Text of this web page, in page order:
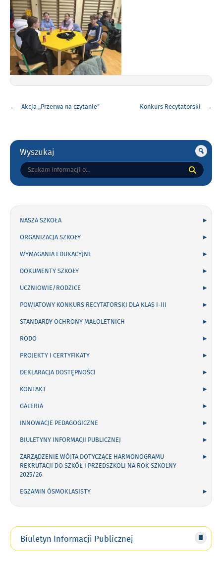
wpisu
Akcja „Przerwa na czytanie” Konkurs Recytatorski
Gorne
Wyszukaj
Tutaj
wpisz
NASZA SZKOŁA
ORGANIZACJA SZKOŁY
WYMAGANIA EDUKACYJNE
DOKUMENTY SZKOŁY
UCZNIOWIE/RODZICE
POWIATOWY KONKURS RECYTATORSKI DLA KLAS I-III
STANDARDY OCHRONY MAŁOLETNICH
RODO
PROJEKTY I CERTYFIKATY
DEKLARACJA DOSTĘPNOŚCI
KONTAKT
GALERIA
INNOWACJE PEDAGOGICZNE
BIULETYNY INFORMACJI PUBLICZNEJ
ZARZĄDZENIE WÓJTA DOTYCZĄCE HARMONOGRAMU
REKRUTACJI DO SZKÓŁ I PRZEDSZKOLI NA ROK SZKOLNY
2025/26
EGZAMIN ÓSMOKLASISTY
Biuletyn Informacji Publicznej